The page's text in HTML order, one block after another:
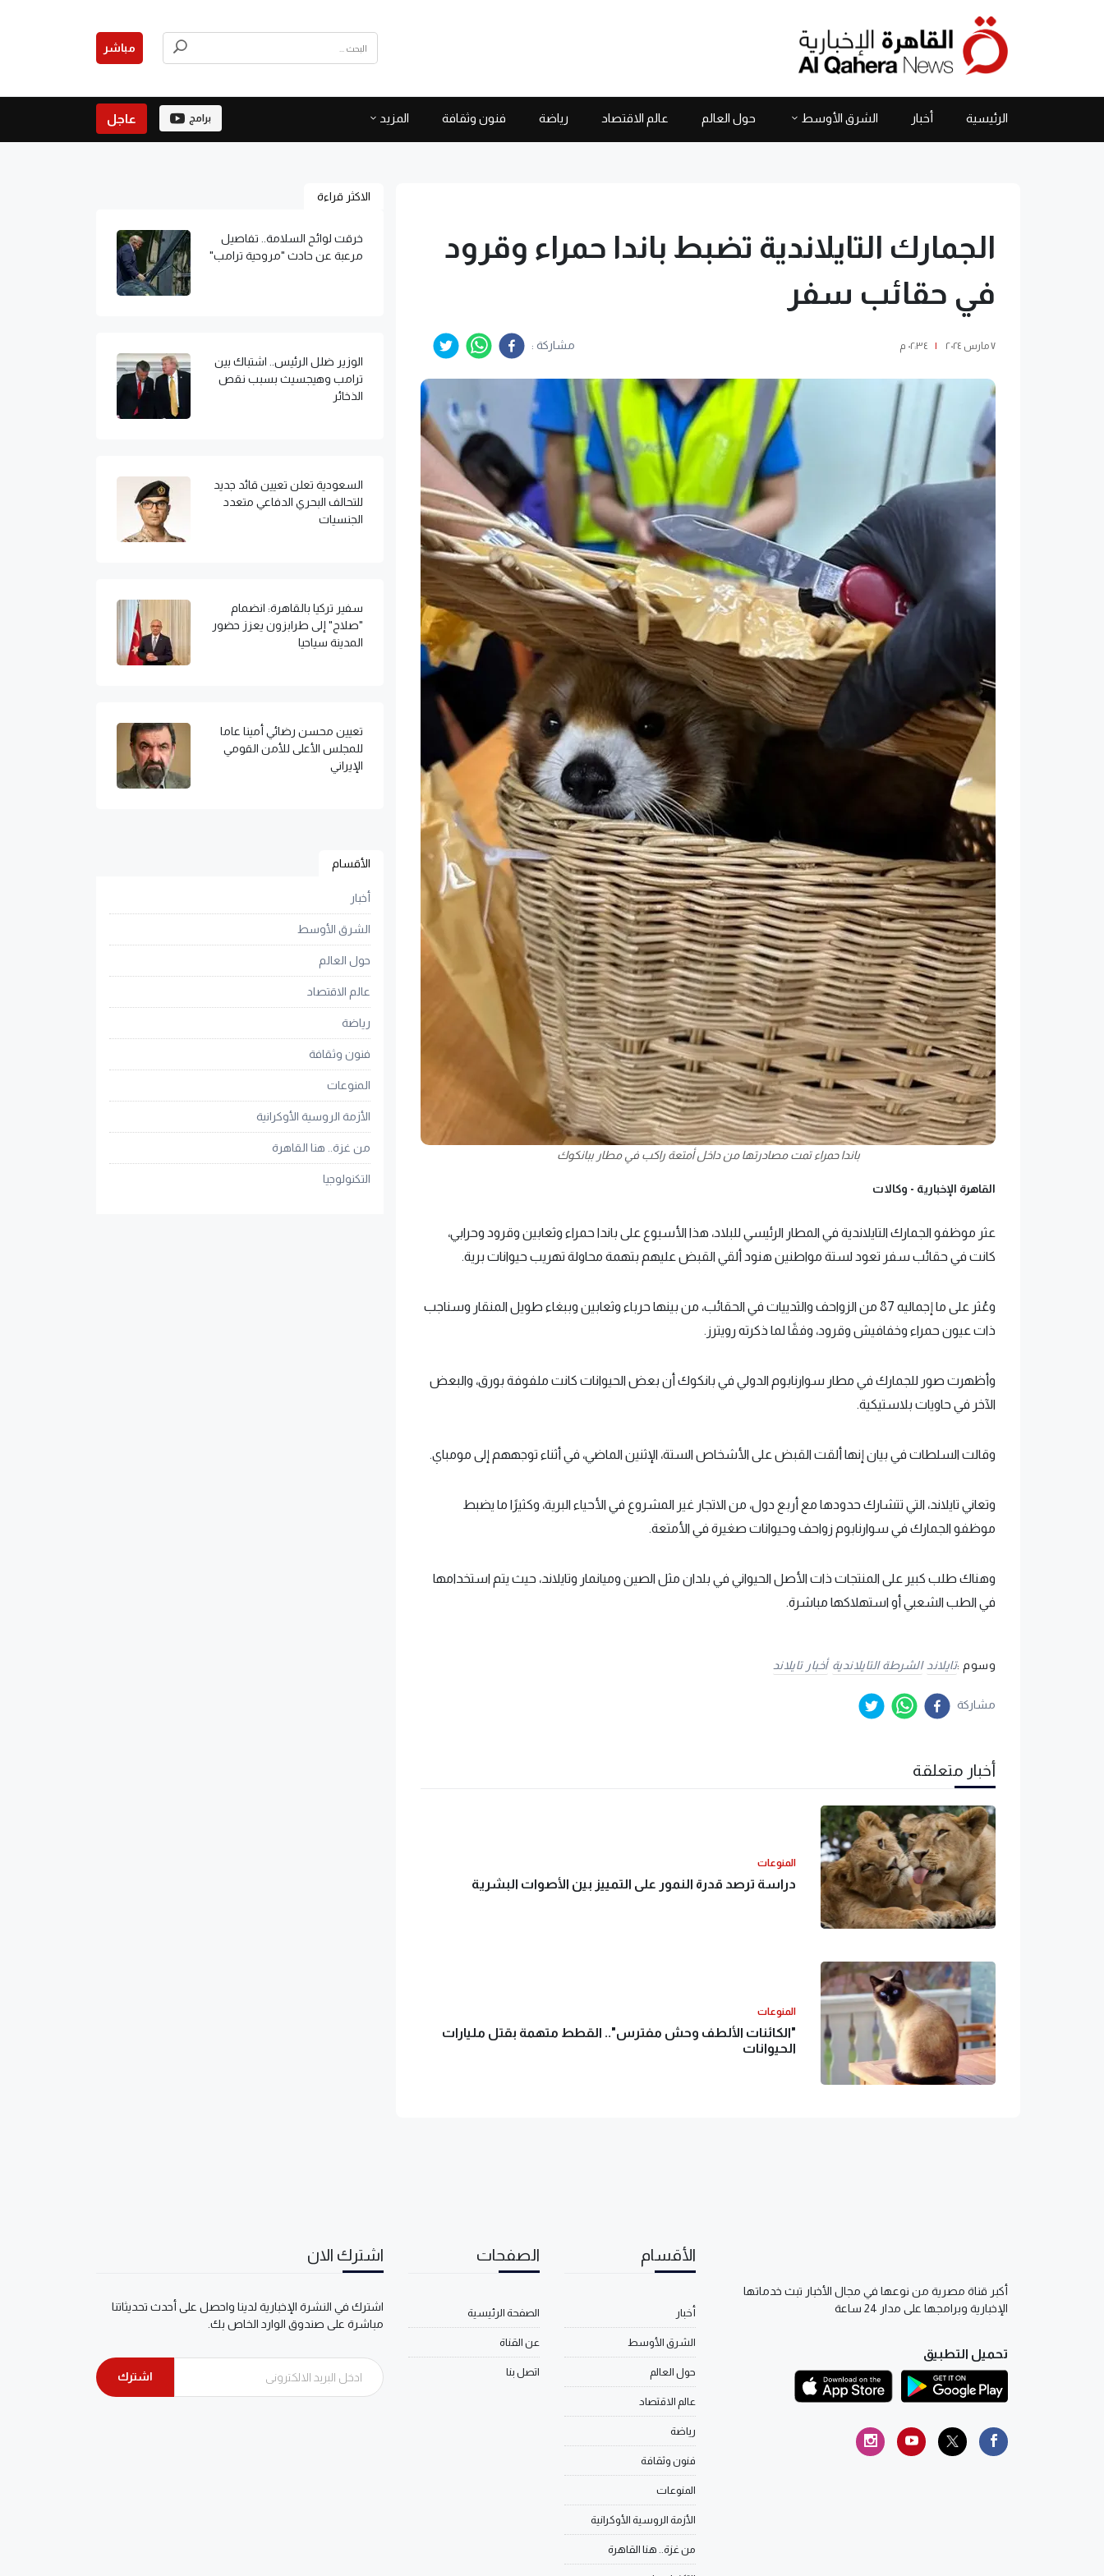
مباشر
الرئيسية أخبار الشرق الأوسط حول العالم عالم الاقتصاد رياضة فنون وثقافة المزيد برامج عاجل
الجمارك التايلاندية تضبط باندا حمراء وقرود
في حقائب سفر
٧ مارس ٢٠٢٤ | ٠٢:٣٤ م مشاركة :
باندا حمراء تمت مصادرتها من داخل أمتعة راكب في مطار ببانكوك
القاهرة الإخبارية - وكالات
عثر موظفو الجمارك التايلاندية في المطار الرئيسي للبلاد، هذا الأسبوع على باندا حمراء وثعابين وقرود وحرابي،
كانت في حقائب سفر تعود لستة مواطنين هنود ألقي القبض عليهم بتهمة محاولة تهريب حيوانات برية.
وعُثر على ما إجماليه 87 من الزواحف والثدييات في الحقائب، من بينها حرباء وثعابين وببغاء طويل المنقار وسناجب
ذات عيون حمراء وخفافيش وقرود، وفقًا لما ذكرته رويترز.
وأظهرت صور للجمارك في مطار سوارنابوم الدولي في بانكوك أن بعض الحيوانات كانت ملفوفة بورق، والبعض
الآخر في حاويات بلاستيكية.
وقالت السلطات في بيان إنها ألقت القبض على الأشخاص الستة، الإثنين الماضي، في أثناء توجههم إلى مومباي.
وتعاني تايلاند، التي تتشارك حدودها مع أربع دول، من الاتجار غير المشروع في الأحياء البرية، وكثيرًا ما يضبط
موظفو الجمارك في سوارنابوم زواحف وحيوانات صغيرة في الأمتعة.
وهناك طلب كبير على المنتجات ذات الأصل الحيواني في بلدان مثل الصين وميانمار وتايلاند، حيث يتم استخدامها
في الطب الشعبي أو استهلاكها مباشرة.
وسوم :تايلاند الشرطة التايلاندية أخبار تايلاند
مشاركة
أخبار متعلقة
المنوعات
دراسة ترصد قدرة النمور على التمييز بين الأصوات البشرية
المنوعات
"الكائنات الألطف وحش مفترس".. القطط متهمة بقتل مليارات
الحيوانات
الاكثر قراءة
خرقت لوائح السلامة.. تفاصيل
مرعبة عن حادث "مروحية ترامب"
الوزير ضلل الرئيس.. اشتباك بين
ترامب وهيجسيث بسبب نقص
الذخائر
السعودية تعلن تعيين قائد جديد
للتحالف البحري الدفاعي متعدد
الجنسيات
سفير تركيا بالقاهرة: انضمام
"صلاح" إلى طرابزون يعزز حضور
المدينة سياحيا
تعيين محسن رضائي أمينا عاما
للمجلس الأعلى للأمن القومي
الإيراني
الأقسام
أخبار
الشرق الأوسط
حول العالم
عالم الاقتصاد
رياضة
فنون وثقافة
المنوعات
الأزمة الروسية الأوكرانية
من غزة.. هنا القاهرة
التكنولوجيا
أكبر قناة مصرية من نوعها في مجال الأخبار تبث خدماتها
الإخبارية وبرامجها على مدار 24 ساعة
تحميل التطبيق
الأقسام
أخبار
الشرق الأوسط
حول العالم
عالم الاقتصاد
رياضة
فنون وثقافة
المنوعات
الأزمة الروسية الأوكرانية
من غزة.. هنا القاهرة
الصفحات
الصفحة الرئيسية
عن القناة
اتصل بنا
اشترك الان
اشترك في النشرة الإخبارية لدينا واحصل على أحدث تحديثاتنا
مباشرة على صندوق الوارد الخاص بك.
اشترك